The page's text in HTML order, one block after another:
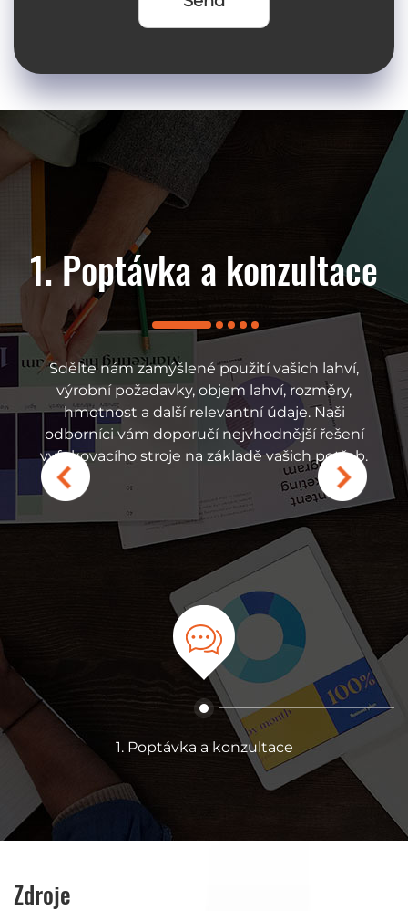
podpora
s vaším zařízením se
na naše servisní
poprodejního
vzdálenou
servis na místě po
náhradních dílů je
být odeslány v
rychlou reakci a
1. Poptávka a konzultace
Sdělte nám zamýšlené použití vašich lahví,
výrobní požadavky, objem lahví, rozměry,
hmotnost a další relevantní údaje. Naši
odborníci vám doporučí nejvhodnější řešení
vyfukovacího stroje na základě vašich potřeb.
2.
Na základě vašich
řešení na míru,
vyfukovacího stroje,
příslušenství,
1. Poptávka a konzultace
Zdroje